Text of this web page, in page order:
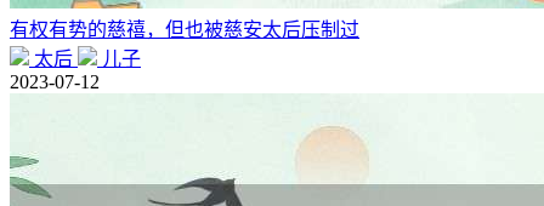
有权有势的慈禧，但也被慈安太后压制过
太后
儿子
2023-07-12